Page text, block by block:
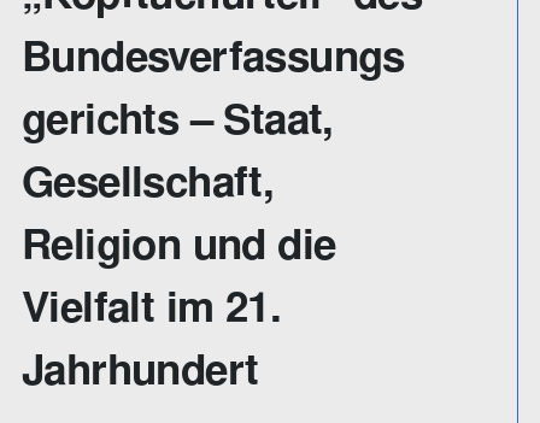
Bundesverfassungs
gerichts – Staat,
Gesellschaft,
Religion und die
Vielfalt im 21.
Jahrhundert